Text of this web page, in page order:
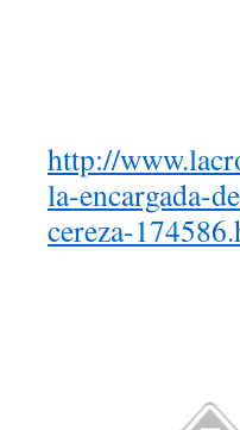
http://
la-encargada-
cereza-